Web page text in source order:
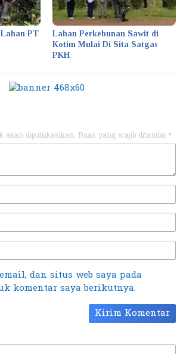
PT
Lahan Perkebunan Sawit di
Kotim Mulai Di Sita Satgas
PKH
akan dipublikasikan. Ruas yang wajib ditandai *
dan situs web saya pada
komentar saya berikutnya.